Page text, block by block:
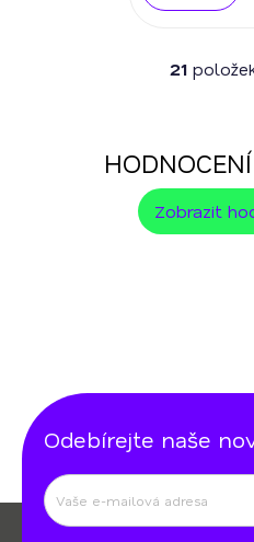
á
d
21
Zobrazit
Odebírejte naše